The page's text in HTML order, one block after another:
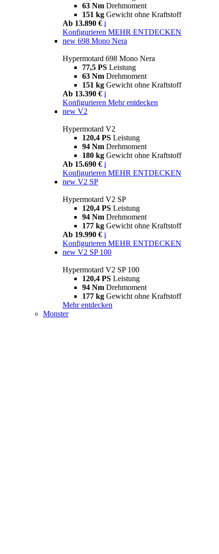
63 Nm Drehmoment
151 kg Gewicht ohne Kraftstoff
Ab 13.890 € i
Konfigurieren MEHR ENTDECKEN
new 698 Mono Nera
Hypermotard 698 Mono Nera
77,5 PS Leistung
63 Nm Drehmoment
151 kg Gewicht ohne Kraftstoff
Ab 13.390 € i
Konfigurieren Mehr entdecken
new V2
Hypermotard V2
120,4 PS Leistung
94 Nm Drehmoment
180 kg Gewicht ohne Kraftstoff
Ab 15.690 € i
Konfigurieren MEHR ENTDECKEN
new V2 SP
Hypermotard V2 SP
120,4 PS Leistung
94 Nm Drehmoment
177 kg Gewicht ohne Kraftstoff
Ab 19.990 € i
Konfigurieren MEHR ENTDECKEN
new V2 SP 100
Hypermotard V2 SP 100
120,4 PS Leistung
94 Nm Drehmoment
177 kg Gewicht ohne Kraftstoff
Mehr entdecken
Monster